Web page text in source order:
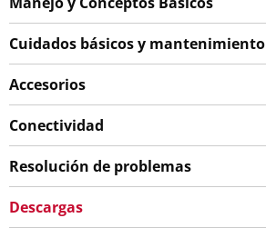
Cuidados básicos y mantenimiento
Accesorios
Conectividad
Resolución de problemas
Descargas